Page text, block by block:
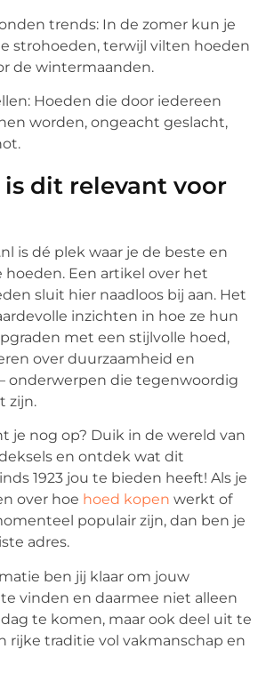
trends: In de zomer kun je
strohoeden, terwijl vilten hoeden
de wintermaanden.
Hoeden die door iedereen
worden, ongeacht geslacht,
dit relevant voor
is dé plek waar je de beste en
hoeden. Een artikel over het
sluit hier naadloos bij aan. Het
inzichten in hoe ze hun
met een stijlvolle hoed,
over duurzaamheid en
onderwerpen die tegenwoordig
zijn.
je nog op? Duik in de wereld van
en ontdek wat dit
1923 jou te bieden heeft! Als je
over hoe hoed kopen werkt of
populair zijn, dan ben je
adres.
ben jij klaar om jouw
vinden en daarmee niet alleen
te komen, maar ook deel uit te
rijke traditie vol vakmanschap en